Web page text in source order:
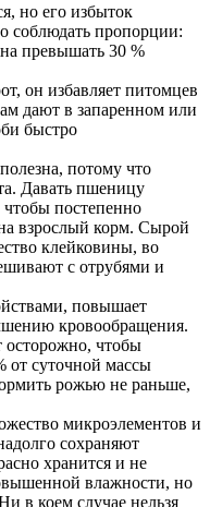
но его избыток
соблюдать пропорции:
превышать 30 %
он избавляет питомцев
дают в запаренном или
быстро
потому что
Давать пшеницу
постепенно
взрослый корм. Сырой
клейковины, во
с отрубями и
повышает
кровообращения.
осторожно, чтобы
от суточной массы
рожью не раньше,
микроэлементов и
сохраняют
хранится и не
влажности, но
в коем случае нельзя